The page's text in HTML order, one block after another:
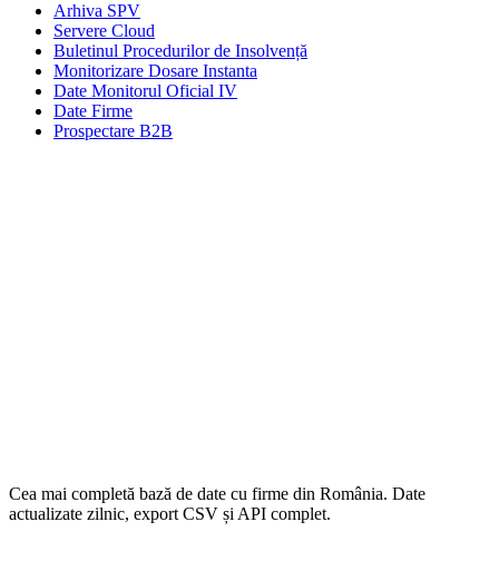
Arhiva SPV
Servere Cloud
Buletinul Procedurilor de Insolvență
Monitorizare Dosare Instanta
Date Monitorul Oficial IV
Date Firme
Prospectare B2B
Cea mai completă bază de date cu firme din România. Date
actualizate zilnic, export CSV și API complet.